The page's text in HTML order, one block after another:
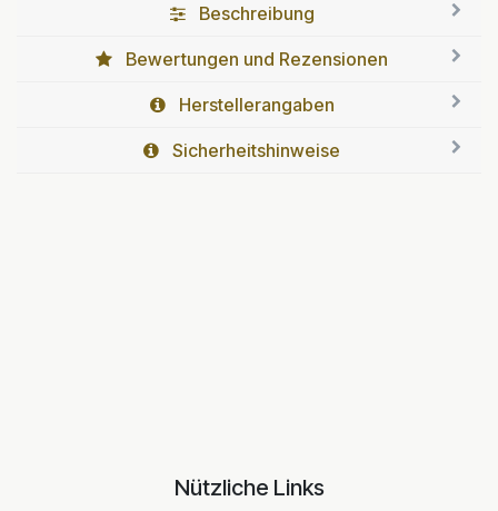
Beschreibung
Bewertungen und Rezensionen
Herstellerangaben
Sicherheitshinweise
Nützliche Links